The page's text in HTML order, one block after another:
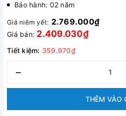
Bảo hành: 02 năm
Giá niêm yết: 2.769.000₫
Giá bán: 2.409.030₫
Tiết kiệm: 359.970₫
–
THÊM VÀO